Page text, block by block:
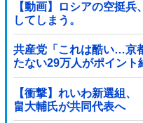
【動画】ロシアの空挺
してしまう。
共産党「これは酷い…京
たない29万人がポイント
【衝撃】れいわ新選組
畠大輔氏が共同代表へ